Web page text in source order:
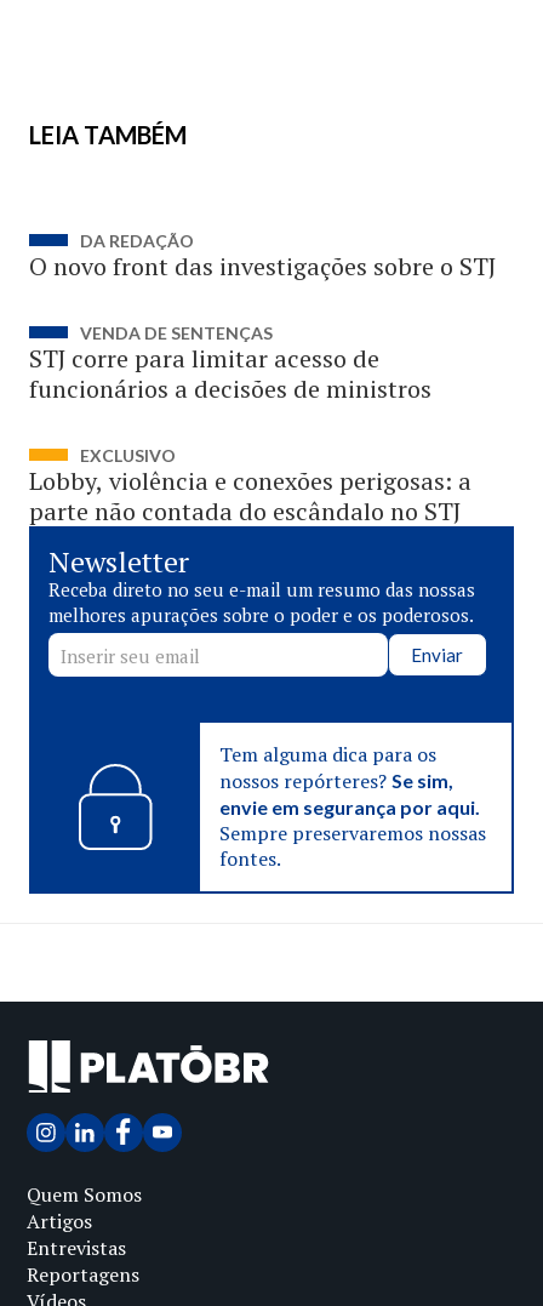
LEIA TAMBÉM
DA REDAÇÃO
O novo front das investigações sobre o STJ
VENDA DE SENTENÇAS
STJ corre para limitar acesso de
funcionários a decisões de ministros
EXCLUSIVO
Lobby, violência e conexões perigosas: a
parte não contada do escândalo no STJ
Newsletter
Receba direto no seu e-mail um resumo das nossas
melhores apurações sobre o poder e os poderosos.
Enviar
Tem alguma dica para os
nossos repórteres? Se sim,
envie em segurança por aqui.
Sempre preservaremos nossas
fontes.
Quem Somos
Artigos
Entrevistas
Reportagens